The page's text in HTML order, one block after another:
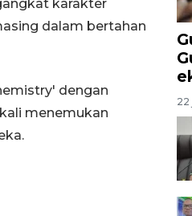
karakter
dalam bertahan
dengan
menemukan
22